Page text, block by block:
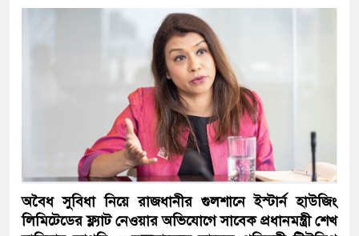
অবৈধ সুবিধা নিয়ে রাজধানীর গুলশানে ইস্টার্ন হাউজিং
লিমিটেডের ফ্ল্যাট নেওয়ার অভিযোগে সাবেক প্রধানমন্ত্রী শেখ